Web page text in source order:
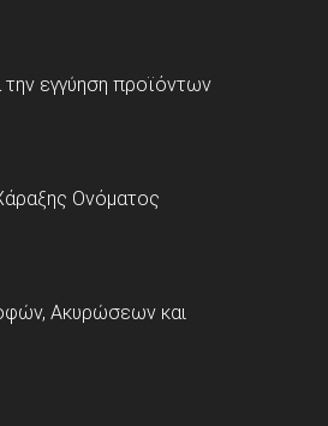
την εγγύηση προϊόντων
Ονόματος
Ακυρώσεων και